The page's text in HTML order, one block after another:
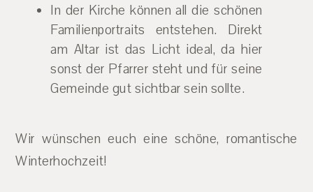
In der Kirche können all die schönen
Familienportraits entstehen. Direkt
am Altar ist das Licht ideal, da hier
sonst der Pfarrer steht und für seine
Gemeinde gut sichtbar sein sollte.
Wir wünschen euch eine schöne, romantische
Winterhochzeit!